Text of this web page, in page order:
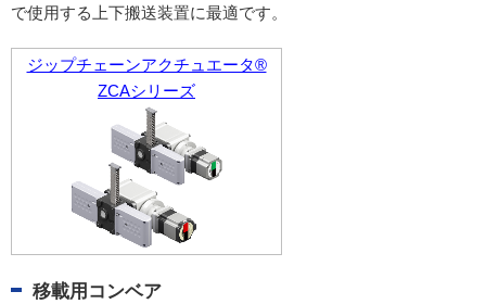
で使用する上下搬送装置に最適です。
ジップチェーンアクチュエータ®
ZCAシリーズ
移載用コンベア